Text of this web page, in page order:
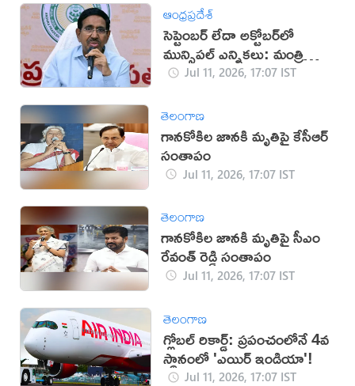
ఆంధ్రప్రదేశ్
సెప్టెంబర్ లేదా అక్టోబర్‌లో
మున్సిపల్ ఎన్నికలు: మంత్రి
నారాయణ
Jul 11, 2026, 17:07 IST
తెలంగాణ
గానకోకిల జానకి మృతిపై కేసీఆర్
సంతాపం
Jul 11, 2026, 17:07 IST
తెలంగాణ
గానకోకిల జానకి మృతిపై సీఎం
రేవంత్ రెడ్డి సంతాపం
Jul 11, 2026, 17:07 IST
తెలంగాణ
గ్లోబల్ రికార్డ్: ప్రపంచంలోనే 4వ
స్థానంలో 'ఎయిర్ ఇండియా'!
Jul 11, 2026, 17:07 IST